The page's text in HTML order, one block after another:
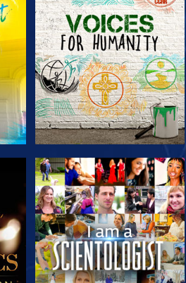
VERKEN DE SERIE